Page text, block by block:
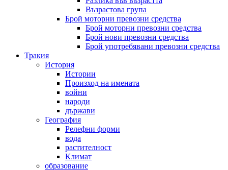
Възрастова група
Брой моторни превозни средства
Брой моторни превозни средства
Брой нови превозни средства
Брой употребявани превозни средства
Тракия
История
Истории
Произход на имената
войни
народи
държави
География
Релефни форми
вода
растителност
Климат
образование